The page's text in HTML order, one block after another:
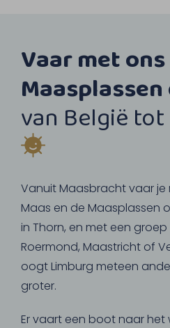
Vaar met
Maasplassen
van België
Vanuit Maasbracht vaar
Maas en de Maasplassen
in Thorn, en met een
Roermond, Maastricht of
oogt Limburg meteen
groter.
Er vaart een boot naar het